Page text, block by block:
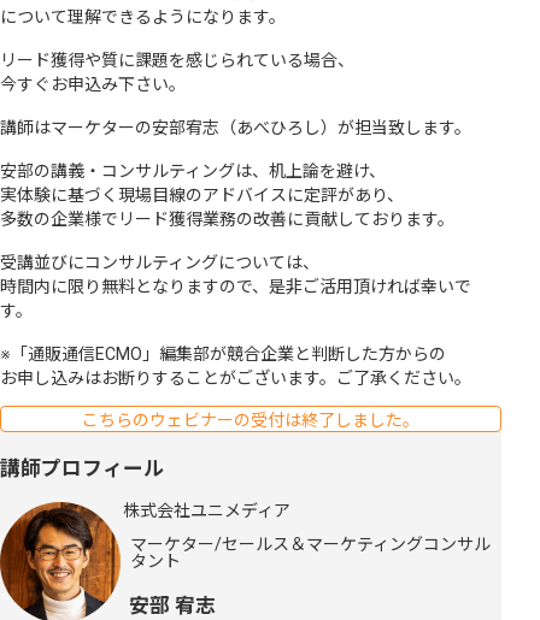
について理解できるようになります。
リード獲得や質に課題を感じられている場合、
今すぐお申込み下さい。
講師はマーケターの安部宥志（あべひろし）が担当致します。
安部の講義・コンサルティングは、机上論を避け、
実体験に基づく現場目線のアドバイスに定評があり、
多数の企業様でリード獲得業務の改善に貢献しております。
受講並びにコンサルティングについては、
時間内に限り無料となりますので、是非ご活用頂ければ幸いで
す。
※「通販通信ECMO」編集部が競合企業と判断した方からの
お申し込みはお断りすることがございます。ご了承ください。
こちらのウェビナーの受付は終了しました。
講師プロフィール
株式会社ユニメディア
マーケター/セールス＆マーケティングコンサル
タント
安部 宥志